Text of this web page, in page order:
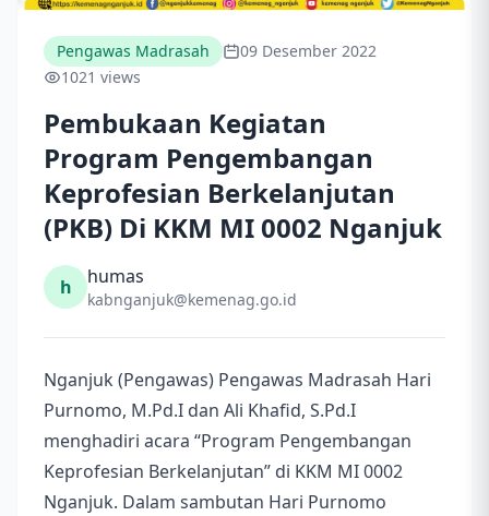
Pengawas Madrasah
09 Desember 2022
1021 views
Pembukaan Kegiatan
Program Pengembangan
Keprofesian Berkelanjutan
(PKB) Di KKM MI 0002 Nganjuk
h humas
kabnganjuk@kemenag.go.id
Nganjuk (Pengawas) Pengawas Madrasah Hari
Purnomo, M.Pd.I dan Ali Khafid, S.Pd.I
menghadiri acara “Program Pengembangan
Keprofesian Berkelanjutan” di KKM MI 0002
Nganjuk. Dalam sambutan Hari Purnomo